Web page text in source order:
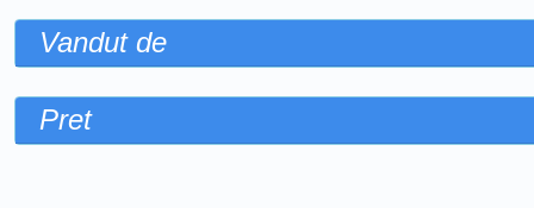
Vandut de
Pret